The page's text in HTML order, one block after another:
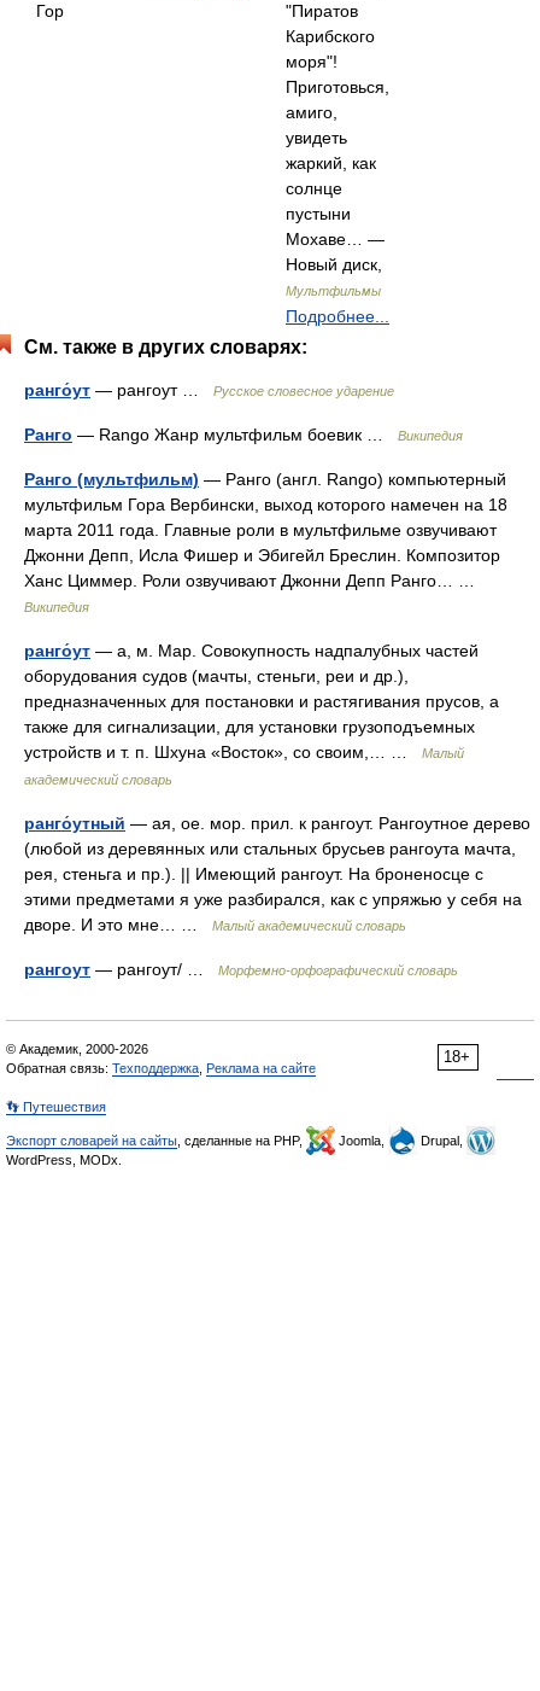
Гор
"Пиратов
Карибского
моря"!
Приготовься,
амиго,
увидеть
жаркий, как
солнце
пустыни
Мохаве… —
Новый диск,
Мультфильмы
Подробнее...
См. также в других словарях:
ранго́ут — рангоут … Русское словесное ударение
Ранго — Rango Жанр мультфильм боевик … Википедия
Ранго (мультфильм) — Ранго (англ. Rango) компьютерный
мультфильм Гора Вербински, выход которого намечен на 18
марта 2011 года. Главные роли в мультфильме озвучивают
Джонни Депп, Исла Фишер и Эбигейл Бреслин. Композитор
Ханс Циммер. Роли озвучивают Джонни Депп Ранго… …
Википедия
ранго́ут — а, м. Мар. Совокупность надпалубных частей
оборудования судов (мачты, стеньги, реи и др.),
предназначенных для постановки и растягивания прусов, а
также для сигнализации, для установки грузоподъемных
устройств и т. п. Шхуна «Восток», со своим,… …
Малый
академический словарь
ранго́утный — ая, ое. мор. прил. к рангоут. Рангоутное дерево
(любой из деревянных или стальных брусьев рангоута мачта,
рея, стеньга и пр.). || Имеющий рангоут. На броненосце с
этими предметами я уже разбирался, как с упряжью у себя на
дворе. И это мне… …
Малый академический словарь
рангоут — рангоут/ … Морфемно-орфографический словарь
18+
© Академик, 2000-2026
Обратная связь: Техподдержка Реклама на сайте
👣 Путешествия
Экспорт словарей на сайты , сделанные на PHP, Joomla,
Drupal,
WordPress, MODx.